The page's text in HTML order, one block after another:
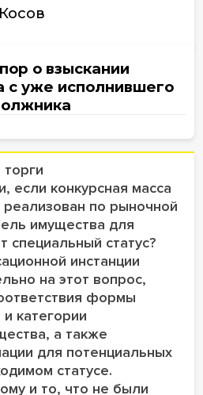
о взыскании
с уже исполнившего
если конкурсная масса
по рыночной
имущества для
специальный статус?
инстанции
на этот вопрос,
формы
категории
а также
для потенциальных
статусе.
и то, что не были